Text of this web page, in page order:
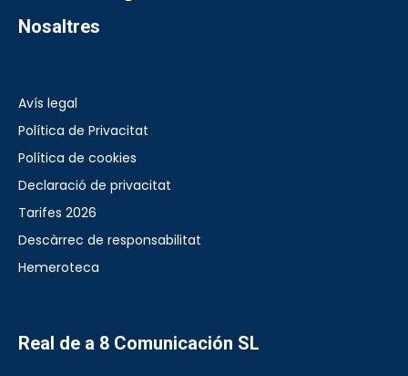
Nosaltres
Avís legal
Política de Privacitat
Política de cookies
Declaració de privacitat
Tarifes 2026
Descàrrec de responsabilitat
Hemeroteca
Real de a 8 Comunicación SL